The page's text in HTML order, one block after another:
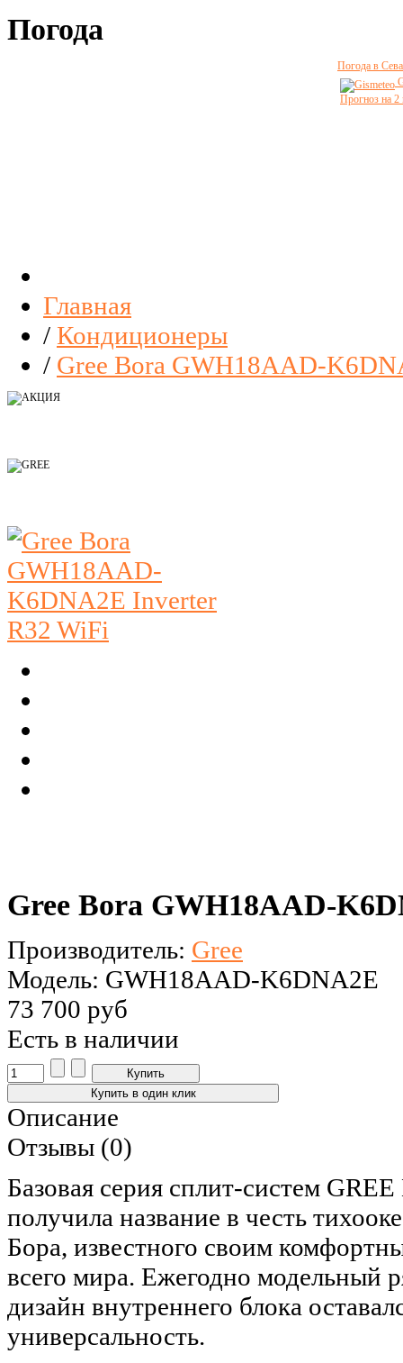
Погода
Погода в
Прогноз на 2
Главная
/ Кондиционеры
/ Gree Bora GWH18AAD-
Gree Bora GWH18AAD-
Производитель: Gree
Модель: GWH18AAD-K6DNA2E
73 700 руб
Есть в наличии
Описание
Отзывы (0)
Базовая серия сплит-систем
получила название в честь
Бора, известного своим
всего мира. Ежегодно модельный
дизайн внутреннего блока
универсальность.